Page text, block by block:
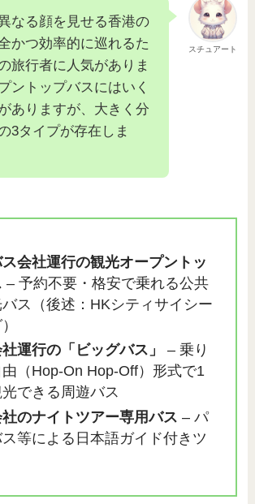
スチュアート
なる顔を見せる香港の
かつ効率的に巡れるた
旅行者に人気がありま
ントップバスにはいく
ありますが、大きく分
3タイプが存在しま
会社運行の観光オープントッ
– 予約不要・格安で乗れる公共
ス（後述：HKシティサイシー
運行の「ビッグバス」
– 乗り
由（Hop-On Hop-Off）形式で1
光できる周遊バス
のナイトツアー専用バス – パ
等による日本語ガイド付きツ